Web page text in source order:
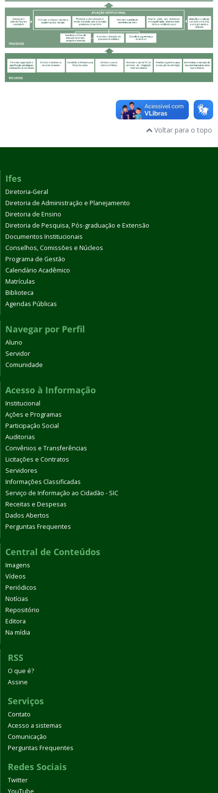
Voltar para o topo
Ifes
Diretoria-Geral
Diretoria de Administração e Planejamento
Diretoria de Ensino
Diretoria de Pesquisa, Pós-graduação e Extensão
Documentos Institucionais
Conselhos, Comissões e Núcleos
Programa de Gestão
Calendário Acadêmico
Matrículas
Biblioteca
Agendas Públicas
Navegar por Perfil
Aluno
Servidor
Comunidade
Acesso à Informação
Institucional
Ações e Programas
Participação Social
Auditorias
Convênios e Transferências
Licitações e Contratos
Servidores
Informações Classificadas
Serviço de Informação ao Cidadão - SIC
Receitas e Despesas
Dados Abertos
Perguntas Frequentes
Central de Conteúdos
Imagens
Vídeos
Periódicos
Notícias
Repositório
Editora
Na mídia
RSS
O que é?
Assine
Serviços
Contato
Acesso a sistemas
Comunicação
Perguntas Frequentes
Redes Sociais
Twitter
YouTube